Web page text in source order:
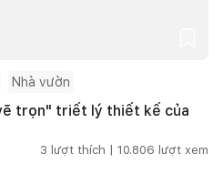
Nhà vườn
trọn" triết lý thiết kế của
3 lượt thích | 10.806 lượt xem